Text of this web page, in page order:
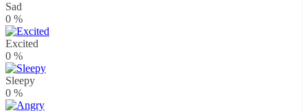
Sad
0 %
Excited
0 %
Sleepy
0 %